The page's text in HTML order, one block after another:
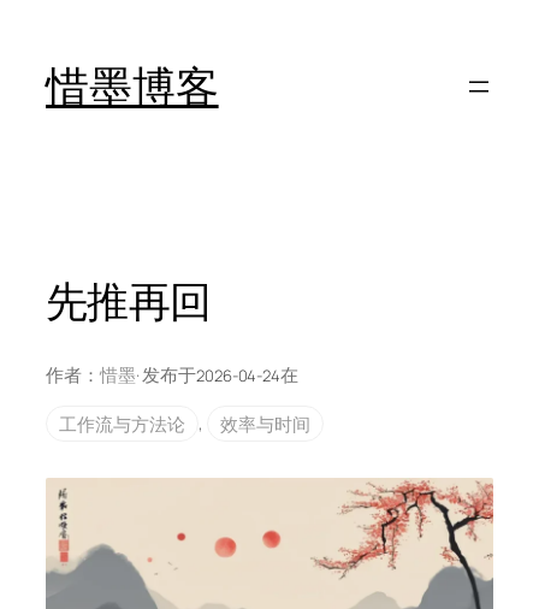
惜墨博客
先推再回
作者： 惜墨· 发布于2026-04-24在
工作流与方法论
, 效率与时间